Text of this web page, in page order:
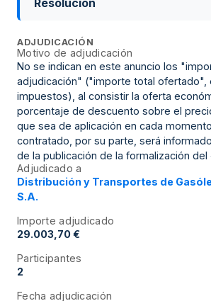
Resolución
ADJUDICACIÓN
Motivo de adjudicación
No se indican en este anuncio los
adjudicación" ("importe total ofertado",
impuestos), al consistir la oferta
porcentaje de descuento sobre el
que sea de aplicación en cada
contratado, por su parte, será
de la publicación de la formalización del
Adjudicado a
Distribución y Transportes de
S.A.
Importe adjudicado
29.003,70 €
Participantes
2
Fecha adjudicación